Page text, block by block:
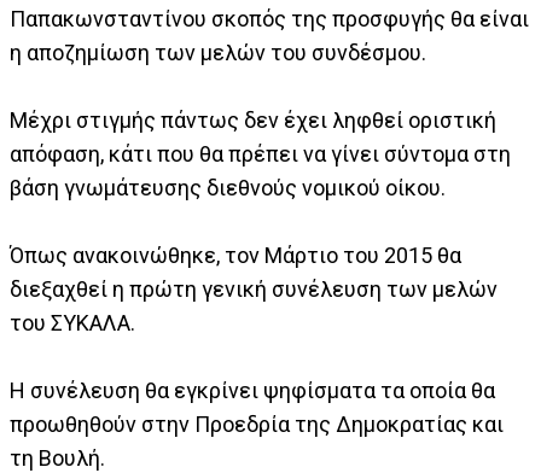
Παπακωνσταντίνου σκοπός της προσφυγής θα είναι
η αποζημίωση των μελών του συνδέσμου.
Μέχρι στιγμής πάντως δεν έχει ληφθεί οριστική
απόφαση, κάτι που θα πρέπει να γίνει σύντομα στη
βάση γνωμάτευσης διεθνούς νομικού οίκου.
Όπως ανακοινώθηκε, τον Μάρτιο του 2015 θα
διεξαχθεί η πρώτη γενική συνέλευση των μελών
του ΣΥΚΑΛΑ.
Η συνέλευση θα εγκρίνει ψηφίσματα τα οποία θα
προωθηθούν στην Προεδρία της Δημοκρατίας και
τη Βουλή.